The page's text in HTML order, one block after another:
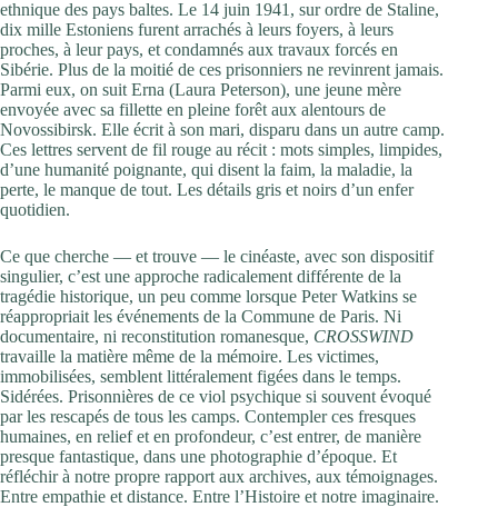
ethnique des pays baltes. Le 14 juin 1941, sur ordre de Staline,
dix mille Estoniens furent arrachés à leurs foyers, à leurs
proches, à leur pays, et condamnés aux travaux forcés en
Sibérie. Plus de la moitié de ces prisonniers ne revinrent jamais.
Parmi eux, on suit Erna (Laura Peterson), une jeune mère
envoyée avec sa fillet­te en pleine forêt aux alentours de
Novossibirsk. Elle écrit à son mari, disparu dans un autre camp.
Ces lettres servent de fil rouge au récit : mots sim­ples, limpides,
d’une humanité poignante, qui disent la faim, la maladie, la
perte, le manque de tout. Les détails gris et noirs d’un enfer
quotidien.
Ce que cherche — et trouve — le cinéaste, avec son dispositif
singulier, c’est une approche radicalement différente de la
tragédie historique, un peu comme lorsque Peter Watkins se
réappropriait les événements de la Commune de Paris. Ni
documentaire, ni reconstitution romanesque, CROSSWIND
travaille la matière même de la mémoire. Les victimes,
immobilisées, semblent littéralement figées dans le temps.
Sidérées. Prisonnières de ce viol psychique si souvent évoqué
par les rescapés de tous les camps. Contempler ces fresques
humaines, en relief et en profondeur, c’est entrer, de manière
presque fantastique, dans une photographie d’époque. Et
réfléchir à notre propre rapport aux archives, aux témoignages.
Entre empathie et distance. Entre l’Histoire et notre imaginaire.